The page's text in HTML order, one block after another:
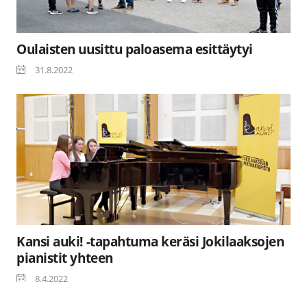
Oulaisten uusittu paloasema esittäytyi
31.8.2022
Kansi auki! -tapahtuma keräsi Jokilaaksojen
pianistit yhteen
8.4.2022